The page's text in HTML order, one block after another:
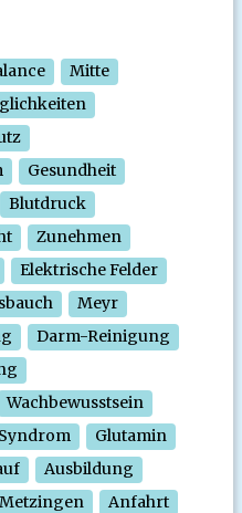
Mitte
Gesundheit
Blutdruck
Zunehmen
Elektrische Felder
Meyr
Darm-Reinigung
Wachbewusstsein
Glutamin
Ausbildung
Metzingen
Anfahrt